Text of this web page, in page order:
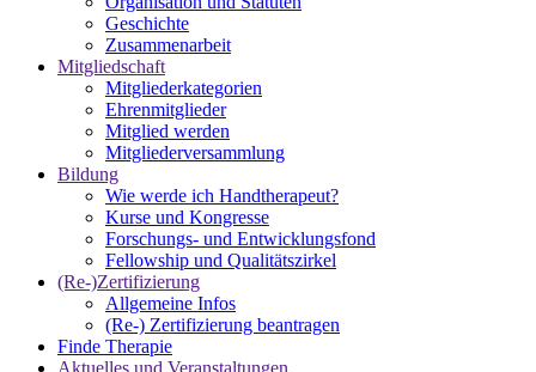
Geschichte
Zusammenarbeit
Mitgliedschaft
Mitgliederkategorien
Ehrenmitglieder
Mitglied werden
Mitgliederversammlung
Bildung
Wie werde ich Handtherapeut?
Kurse und Kongresse
Forschungs- und Entwicklungsfond
Fellowship und Qualitätszirkel
(Re-)Zertifizierung
Allgemeine Infos
(Re-) Zertifizierung beantragen
Finde Therapie
Aktuelles und Veranstaltungen